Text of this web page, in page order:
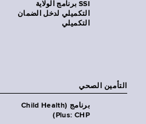
SSI برنامج الولاية
التكميلي لدخل الضمان
التكميلي
التأمين الصحي
برنامج (Child Health
Plus: CHP)